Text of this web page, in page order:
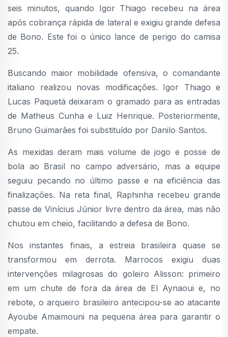
seis minutos, quando Igor Thiago recebeu na área
após cobrança rápida de lateral e exigiu grande defesa
de Bono. Este foi o único lance de perigo do camisa
25.
Buscando maior mobilidade ofensiva, o comandante
italiano realizou novas modificações. Igor Thiago e
Lucas Paquetá deixaram o gramado para as entradas
de Matheus Cunha e Luiz Henrique. Posteriormente,
Bruno Guimarães foi substituído por Danilo Santos.
As mexidas deram mais volume de jogo e posse de
bola ao Brasil no campo adversário, mas a equipe
seguiu pecando no último passe e na eficiência das
finalizações. Na reta final, Raphinha recebeu grande
passe de Vinícius Júnior livre dentro da área, mas não
chutou em cheio, facilitando a defesa de Bono.
Nos instantes finais, a estreia brasileira quase se
transformou em derrota. Marrocos exigiu duas
intervenções milagrosas do goleiro Alisson: primeiro
em um chute de fora da área de El Aynaoui e, no
rebote, o arqueiro brasileiro antecipou-se ao atacante
Ayoube Amaimouni na pequena área para garantir o
empate.